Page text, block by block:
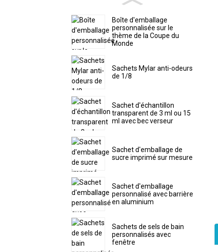
Boîte d'emballage
personnalisée sur le
thème de la Coupe du
Monde
Sachets Mylar anti-odeurs
de 1/8
Sachet d'échantillon
transparent de 3 ml ou 15
ml avec bec verseur
Sachet d'emballage de
sucre imprimé sur mesure
Sachet d'emballage
personnalisé avec barrière
en aluminium
Sachets de sels de bain
personnalisés avec
fenêtre